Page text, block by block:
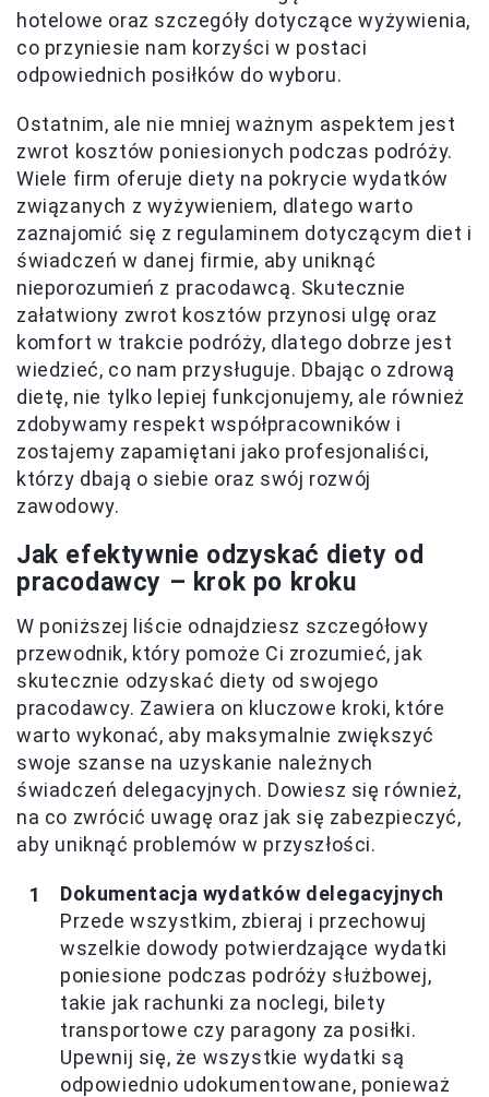
hotelowe oraz szczegóły dotyczące wyżywienia,
co przyniesie nam korzyści w postaci
odpowiednich posiłków do wyboru.
Ostatnim, ale nie mniej ważnym aspektem jest
zwrot kosztów poniesionych podczas podróży.
Wiele firm oferuje diety na pokrycie wydatków
związanych z wyżywieniem, dlatego warto
zaznajomić się z regulaminem dotyczącym diet i
świadczeń w danej firmie, aby uniknąć
nieporozumień z pracodawcą. Skutecznie
załatwiony zwrot kosztów przynosi ulgę oraz
komfort w trakcie podróży, dlatego dobrze jest
wiedzieć, co nam przysługuje. Dbając o zdrową
dietę, nie tylko lepiej funkcjonujemy, ale również
zdobywamy respekt współpracowników i
zostajemy zapamiętani jako profesjonaliści,
którzy dbają o siebie oraz swój rozwój
zawodowy.
Jak efektywnie odzyskać diety od
pracodawcy – krok po kroku
W poniższej liście odnajdziesz szczegółowy
przewodnik, który pomoże Ci zrozumieć, jak
skutecznie odzyskać diety od swojego
pracodawcy. Zawiera on kluczowe kroki, które
warto wykonać, aby maksymalnie zwiększyć
swoje szanse na uzyskanie należnych
świadczeń delegacyjnych. Dowiesz się również,
na co zwrócić uwagę oraz jak się zabezpieczyć,
aby uniknąć problemów w przyszłości.
Dokumentacja wydatków delegacyjnych
Przede wszystkim, zbieraj i przechowuj
wszelkie dowody potwierdzające wydatki
poniesione podczas podróży służbowej,
takie jak rachunki za noclegi, bilety
transportowe czy paragony za posiłki.
Upewnij się, że wszystkie wydatki są
odpowiednio udokumentowane, ponieważ